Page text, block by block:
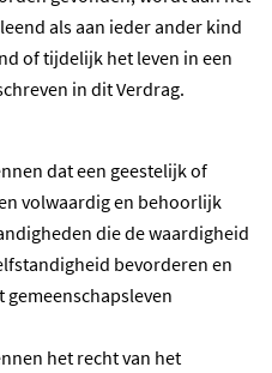
als aan ieder ander kind
of tijdelijk het leven in een
in dit Verdrag.
dat een geestelijk of
volwaardig en behoorlijk
die de waardigheid
bevorderen en
gemeenschapsleven
het recht van het